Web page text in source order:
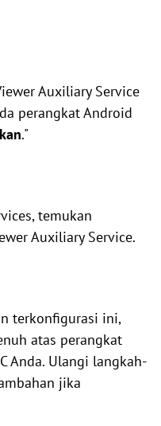
Auxiliary Service
perangkat Android
."
temukan
Auxiliary Service.
terkonfigurasi ini,
atas perangkat
Anda. Ulangi langkah-
jika